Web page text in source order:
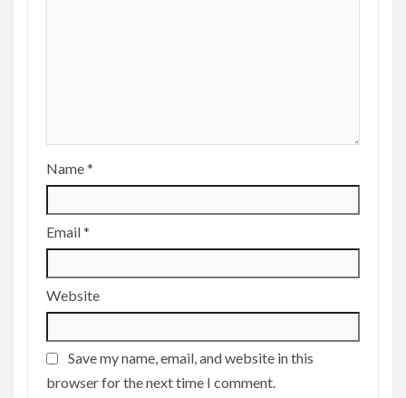
Name*
Email*
Website
Save my name, email, and website in this
browser for the next time I comment.